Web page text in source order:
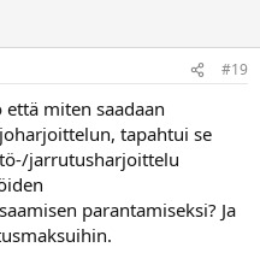
#19
miten saadaan
tapahtui se
jarrutusharjoittelu
parantamiseksi? Ja